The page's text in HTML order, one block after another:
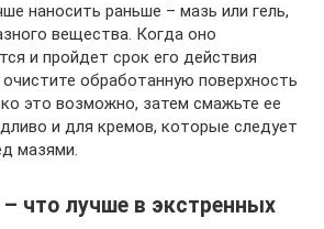
наносить раньше – мазь или гель,
вещества. Когда оно
и пройдет срок его действия
обработанную поверхность
это возможно, затем смажьте ее
и для кремов, которые следует
мазями.
– что лучше в экстренных